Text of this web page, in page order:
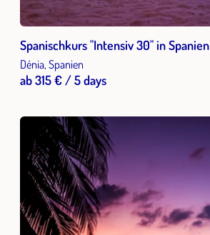
Spanischkurs "Intensiv 30" in Spanien
Dénia, Spanien
ab 315 € / 5 days